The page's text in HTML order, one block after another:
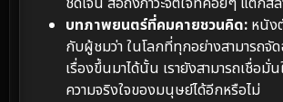
บทภาพยนตร์ที่คมคายชวนคิด: หนัง
กับผู้ชมว่า ในโลกที่ทุกอย่างสามารถจัด
เรื่องขึ้นมาได้นั้น เรายังสามารถเชื่อมั่
ความจริงใจของมนุษย์ได้อีกหรือไม่